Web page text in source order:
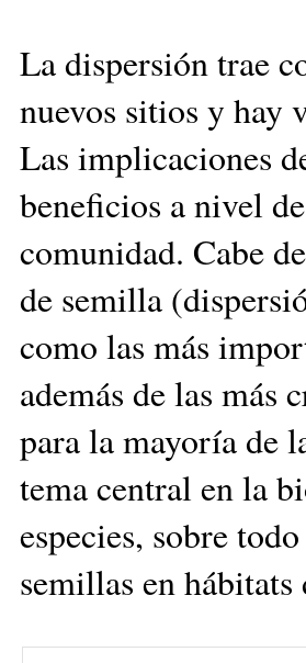
La dispersión trae
nuevos sitios y hay
Las implicaciones
beneficios a nivel
comunidad. Cabe
de semilla
como las más
además de las
para la mayoría de
tema central en la
especies, sobre
semillas en hábitats